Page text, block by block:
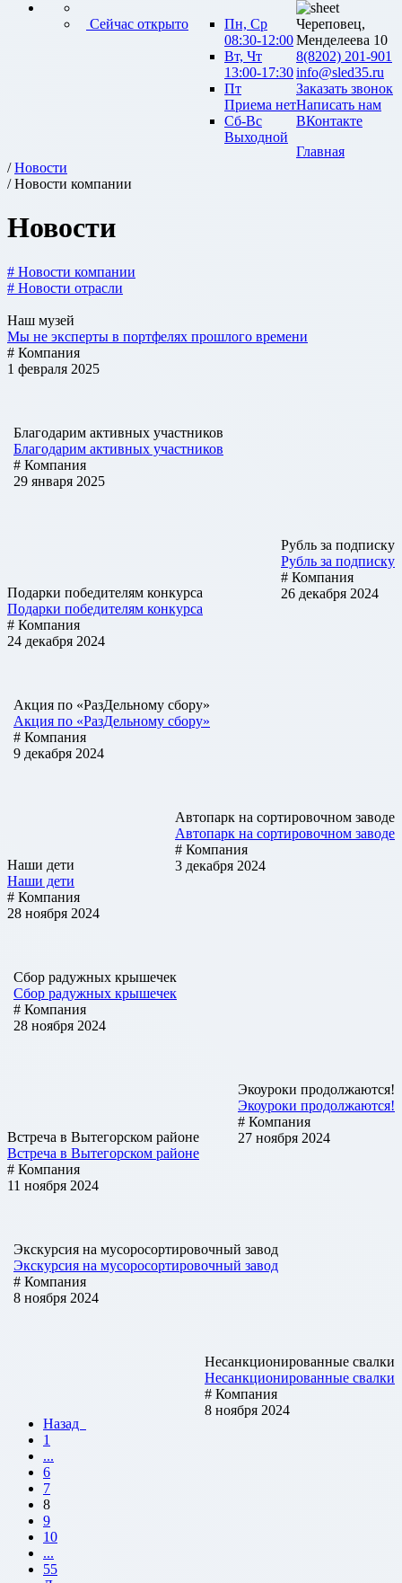
Сейчас открыто
Пн, Ср
08:30-12:00
Вт, Чт
13:00-17:30
Пт
Приема нет
Сб-Вс
Выходной
Череповец,
Менделеева 10
8(8202) 201-901
info@sled35.ru
Заказать звонок
Написать нам
ВКонтакте
Главная
/Новости
/ Новости компании
Новости
# Новости компании
# Новости отрасли
Наш музей
Мы не эксперты в портфелях прошлого времени
# Компания
1 февраля 2025
Благодарим активных участников
Благодарим активных участников
# Компания
29 января 2025
Рубль за подписку
Рубль за подписку
# Компания
26 декабря 2024
Подарки победителям конкурса
Подарки победителям конкурса
# Компания
24 декабря 2024
Акция по «РазДельному сбору»
Акция по «РазДельному сбору»
# Компания
9 декабря 2024
Автопарк на сортировочном заводе
Автопарк на сортировочном заводе
# Компания
3 декабря 2024
Наши дети
Наши дети
# Компания
28 ноября 2024
Сбор радужных крышечек
Сбор радужных крышечек
# Компания
28 ноября 2024
Экоуроки продолжаются!
Экоуроки продолжаются!
# Компания
27 ноября 2024
Встреча в Вытегорском районе
Встреча в Вытегорском районе
# Компания
11 ноября 2024
Экскурсия на мусоросортировочный завод
Экскурсия на мусоросортировочный завод
# Компания
8 ноября 2024
Несанкционированные свалки
Несанкционированные свалки
# Компания
8 ноября 2024
Назад
1
...
6
7
8
9
10
...
55